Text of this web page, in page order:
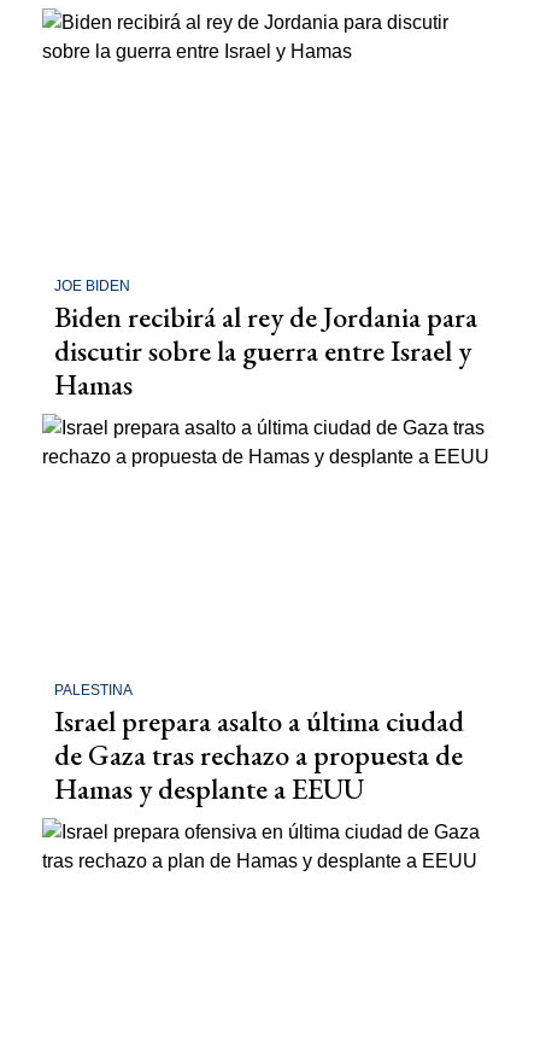
JOE BIDEN
Biden recibirá al rey de Jordania para
discutir sobre la guerra entre Israel y
Hamas
PALESTINA
Israel prepara asalto a última ciudad
de Gaza tras rechazo a propuesta de
Hamas y desplante a EEUU